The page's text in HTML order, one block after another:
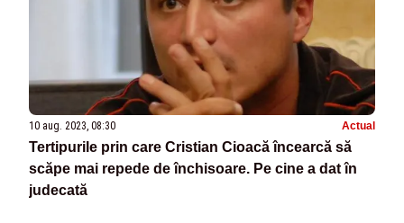
10 aug. 2023, 08:30 Actual
Tertipurile prin care Cristian Cioacă încearcă să
scăpe mai repede de închisoare. Pe cine a dat în
judecată